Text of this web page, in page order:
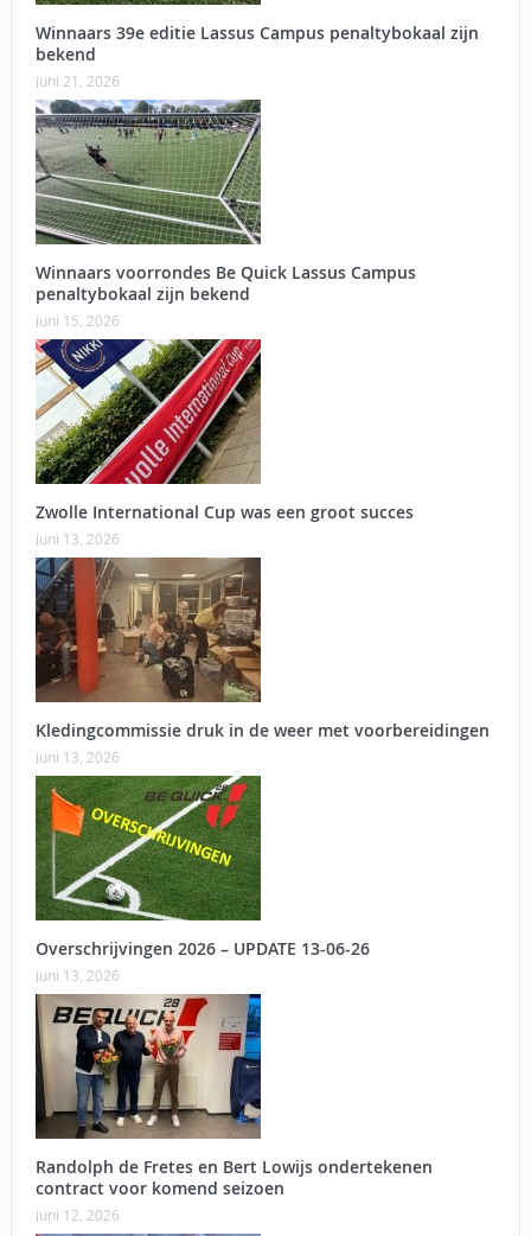
Winnaars 39e editie Lassus Campus penaltybokaal zijn
bekend
juni 21, 2026
Winnaars voorrondes Be Quick Lassus Campus
penaltybokaal zijn bekend
juni 15, 2026
Zwolle International Cup was een groot succes
juni 13, 2026
Kledingcommissie druk in de weer met voorbereidingen
juni 13, 2026
Overschrijvingen 2026 – UPDATE 13-06-26
juni 13, 2026
Randolph de Fretes en Bert Lowijs ondertekenen
contract voor komend seizoen
juni 12, 2026